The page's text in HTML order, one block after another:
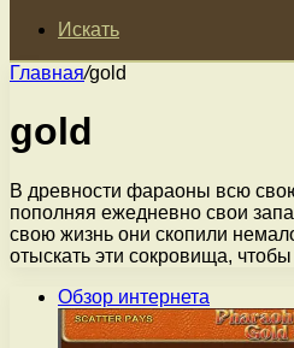
Искать
Главная/gold
gold
В древности фараоны всю
пополняя ежедневно свои
свою жизнь они скопили
отыскать эти сокровища,
Обзор интернета